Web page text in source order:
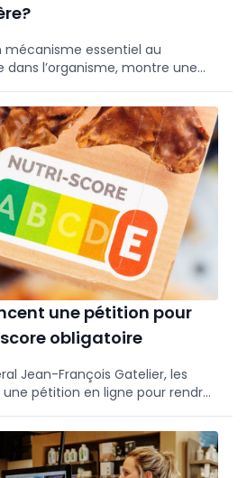
mécanisme essentiel au
l’organisme, montre une
une pétition pour
obligatoire
Jean-François Gatelier, les
pétition en ligne pour rendre
présentant les moins